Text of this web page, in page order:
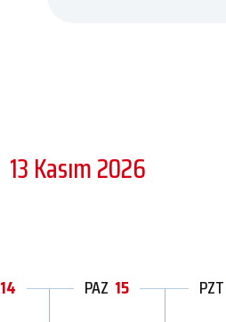
13 Kasım 2026
14 PAZ 15 PZT